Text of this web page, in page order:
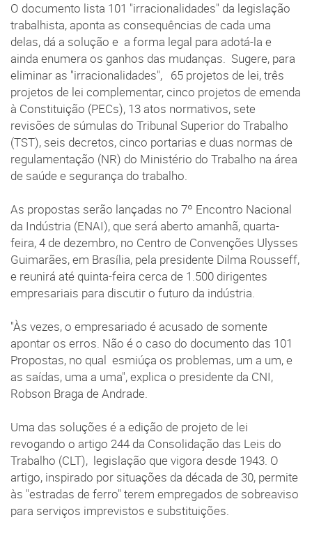
O documento lista 101 "irracionalidades" da legislação
trabalhista, aponta as consequências de cada uma
delas, dá a solução e a forma legal para adotá-la e
ainda enumera os ganhos das mudanças. Sugere, para
eliminar as "irracionalidades", 65 projetos de lei, três
projetos de lei complementar, cinco projetos de emenda
à Constituição (PECs), 13 atos normativos, sete
revisões de súmulas do Tribunal Superior do Trabalho
(TST), seis decretos, cinco portarias e duas normas de
regulamentação (NR) do Ministério do Trabalho na área
de saúde e segurança do trabalho.
As propostas serão lançadas no 7º Encontro Nacional
da Indústria (ENAI), que será aberto amanhã, quarta-
feira, 4 de dezembro, no Centro de Convenções Ulysses
Guimarães, em Brasília, pela presidente Dilma Rousseff,
e reunirá até quinta-feira cerca de 1.500 dirigentes
empresariais para discutir o futuro da indústria.
"Às vezes, o empresariado é acusado de somente
apontar os erros. Não é o caso do documento das 101
Propostas, no qual esmiúça os problemas, um a um, e
as saídas, uma a uma", explica o presidente da CNI,
Robson Braga de Andrade.
Uma das soluções é a edição de projeto de lei
revogando o artigo 244 da Consolidação das Leis do
Trabalho (CLT), legislação que vigora desde 1943. O
artigo, inspirado por situações da década de 30, permite
às "estradas de ferro" terem empregados de sobreaviso
para serviços imprevistos e substituições.